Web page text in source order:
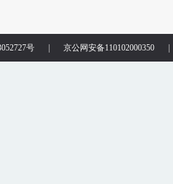
号 京公网安备110102000350